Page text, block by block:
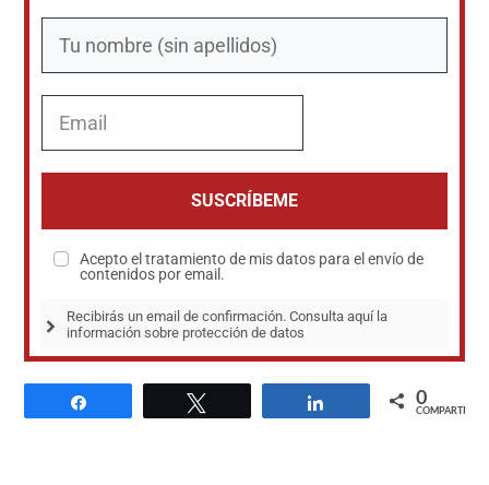
SUSCRÍBEME
Acepto el tratamiento de mis datos para el envío de
contenidos por email.
Recibirás un email de confirmación. Consulta aquí la
información sobre protección de datos
Compartir 0
COMPARTIR